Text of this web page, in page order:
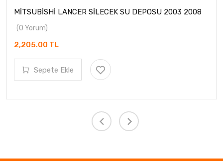
MİTSUBİSHİ LANCER SİLECEK SU DEPOSU 2003 2008
(0 Yorum)
2,205.00 TL
Sepete Ekle